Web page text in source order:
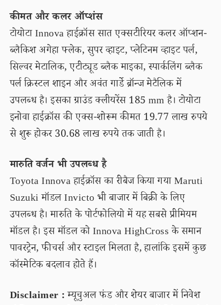
कीमत और कलर ऑप्शंस
टोयोटा Innova हाईक्रॉस सात एक्सटीरियर कलर ऑप्शन-
ब्लैकिश अगेहा फ्लेक, सुपर व्हाइट, प्लेटिनम व्हाइट पर्ल,
सिल्वर मेटालिक, एटीट्यूड ब्लैक माइका, स्पार्कलिंग ब्लैक
पर्ल क्रिस्टल शाइन और अवंत गार्डे ब्रॉन्ज मेटैलिक में
उपलब्ध है। इसका ग्राउंड क्लीयरेंस 185 mm है। टोयोटा
इनोवा हाईक्रॉस की एक्स-शोरूम कीमत 19.77 लाख रुपये
से शुरू होकर 30.68 लाख रुपये तक जाती है।
मारुति वर्जन भी उपलब्ध है
Toyota Innova हाईक्रॉस का रीबैज किया गया Maruti
Suzuki मॉडल Invicto भी बाजार में बिक्री के लिए
उपलब्ध है। मारुति के पोर्टफोलियो में यह सबसे प्रीमियम
मॉडल है। इस मॉडल को Innova HighCross के समान
पावरट्रेन, फीचर्स और स्टाइल मिलता है, हालांकि इसमें कुछ
कॉस्मेटिक बदलाव होते हैं।
Disclaimer :म्यूचुअल फंड और शेयर बाजार में निवेश